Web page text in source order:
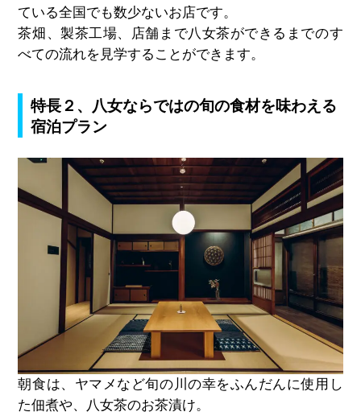
ている全国でも数少ないお店です。
茶畑、製茶工場、店舗まで八女茶ができるまでのす
べての流れを見学することができます。
特長２、八女ならではの旬の食材を味わえる
宿泊プラン
朝食は、ヤマメなど旬の川の幸をふんだんに使用し
た佃煮や、
八女茶のお茶漬け。